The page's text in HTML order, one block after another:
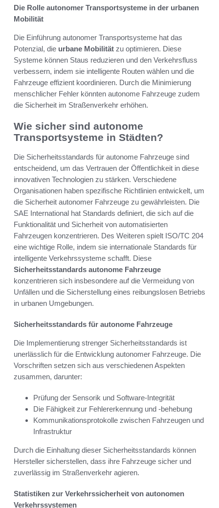
Die Rolle autonomer Transportsysteme in der urbanen
Mobilität
Die Einführung autonomer Transportsysteme hat das
Potenzial, die urbane Mobilität zu optimieren. Diese
Systeme können Staus reduzieren und den Verkehrsfluss
verbessern, indem sie intelligente Routen wählen und die
Fahrzeuge effizient koordinieren. Durch die Minimierung
menschlicher Fehler könnten autonome Fahrzeuge zudem
die Sicherheit im Straßenverkehr erhöhen.
Wie sicher sind autonome
Transportsysteme in Städten?
Die Sicherheitsstandards für autonome Fahrzeuge sind
entscheidend, um das Vertrauen der Öffentlichkeit in diese
innovativen Technologien zu stärken. Verschiedene
Organisationen haben spezifische Richtlinien entwickelt, um
die Sicherheit autonomer Fahrzeuge zu gewährleisten. Die
SAE International hat Standards definiert, die sich auf die
Funktionalität und Sicherheit von automatisierten
Fahrzeugen konzentrieren. Des Weiteren spielt ISO/TC 204
eine wichtige Rolle, indem sie internationale Standards für
intelligente Verkehrssysteme schafft. Diese
Sicherheitsstandards autonome Fahrzeuge
konzentrieren sich insbesondere auf die Vermeidung von
Unfällen und die Sicherstellung eines reibungslosen Betriebs
in urbanen Umgebungen.
Sicherheitsstandards für autonome Fahrzeuge
Die Implementierung strenger Sicherheitsstandards ist
unerlässlich für die Entwicklung autonomer Fahrzeuge. Die
Vorschriften setzen sich aus verschiedenen Aspekten
zusammen, darunter:
Prüfung der Sensorik und Software-Integrität
Die Fähigkeit zur Fehlererkennung und -behebung
Kommunikationsprotokolle zwischen Fahrzeugen und
Infrastruktur
Durch die Einhaltung dieser Sicherheitsstandards können
Hersteller sicherstellen, dass ihre Fahrzeuge sicher und
zuverlässig im Straßenverkehr agieren.
Statistiken zur Verkehrssicherheit von autonomen
Verkehrssystemen